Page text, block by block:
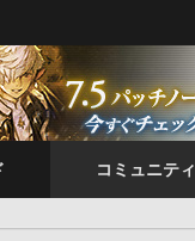
コミュニティ